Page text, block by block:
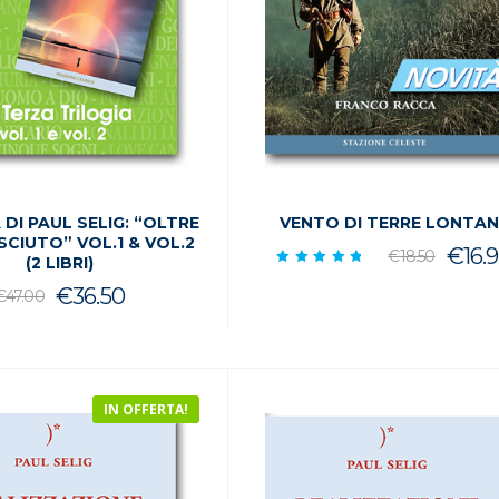
PAUL SELIG: “OLTRE
VOL.1 & VOL.2
(2 LIBRI)
47.00
Il
€47.00.
€36.50Il
€36.50.
VENTO DI TERRE
€18.50
Il
€
IN OFFERTA!